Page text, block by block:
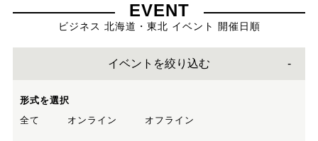
EVENT
ビジネス 北海道・東北 イベント 開催日順
イベントを絞り込む
形式を選択
全て
オンライン オフライン